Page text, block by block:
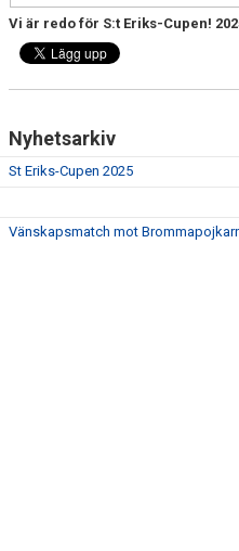
Vi är redo för S:t Eriks-Cupen!
Nyhetsarkiv
St Eriks-Cupen 2025
Vänskapsmatch mot